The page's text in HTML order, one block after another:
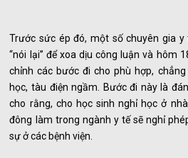
Trước sức ép đó, một số chuyên gia y
“nói lại” để xoa dịu công luận và hôm
chỉnh các bước đi cho phù hợp,
học, tàu điện ngầm. Bước đi này là
cho rằng, cho học sinh nghỉ học ở
đông làm trong ngành y tế sẽ nghỉ
sự ở các bệnh viện.